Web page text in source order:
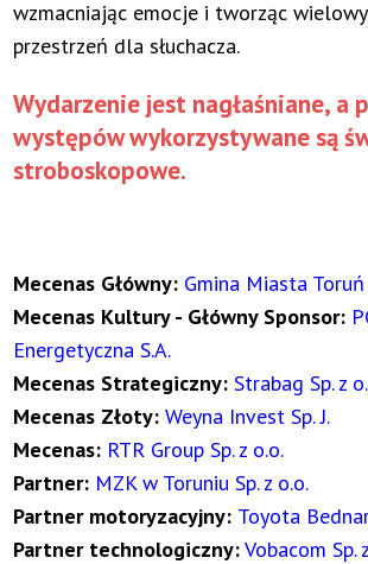
wzmacniając emocje i tworząc
przestrzeń dla słuchacza.
Wydarzenie jest nagłaśniane, a
występów wykorzystywane są
stroboskopowe.
Mecenas Główny: Gmina Miasta Toruń
Mecenas Kultury - Główny Sponsor:
Energetyczna S.A.
Mecenas Strategiczny:Strabag Sp. z
Mecenas Złoty: Weyna Invest Sp. J.
Mecenas: RTR Group Sp. z o.o.
Partner: MZK w Toruniu Sp. z o.o.
Partner motoryzacyjny: Toyota
Partner technologiczny:Vobacom Sp.